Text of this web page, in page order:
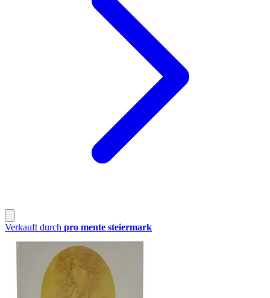
Verkauft durch pro mente steiermark